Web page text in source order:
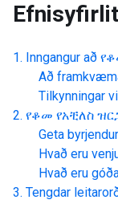
Efnisyfirlit
Inngangur að
Að
Tilkynningar
የቆመ የአቺለስ
Geta
Hvað eru
Hvað eru
Tengdar